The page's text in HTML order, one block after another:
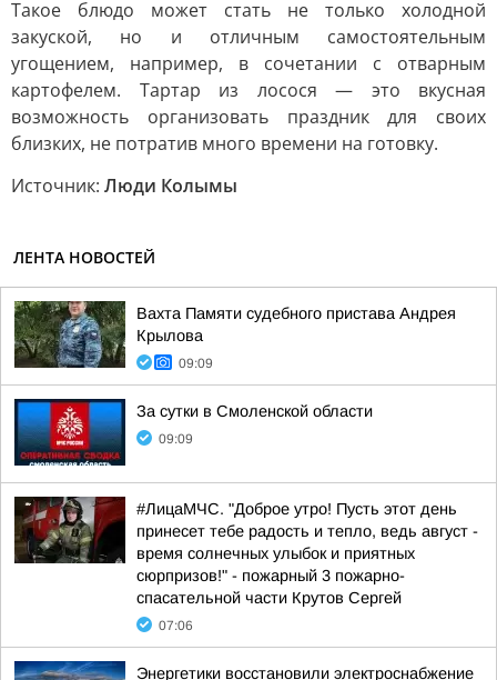
Такое блюдо может стать не только холодной
закуской, но и отличным самостоятельным
угощением, например, в сочетании с отварным
картофелем. Тартар из лосося — это вкусная
возможность организовать праздник для своих
близких, не потратив много времени на готовку.
Источник: Люди Колымы
ЛЕНТА НОВОСТЕЙ
Вахта Памяти судебного пристава Андрея
Крылова
09:09
За сутки в Смоленской области
09:09
#ЛицаМЧС. "Доброе утро! Пусть этот день
принесет тебе радость и тепло, ведь август -
время солнечных улыбок и приятных
сюрпризов!" - пожарный 3 пожарно-
спасательной части Крутов Сергей
07:06
Энергетики восстановили электроснабжение